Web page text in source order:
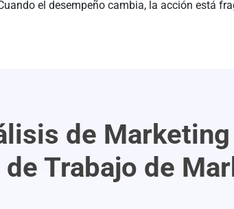
el desempeño cambia, la acción está
de
de Trabajo de